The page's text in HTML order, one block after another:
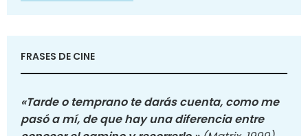
FRASES DE CINE
«Tarde o temprano te darás cuenta, como me
pasó a mí, de que hay una diferencia entre